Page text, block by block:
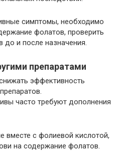
симптомы, необходимо
фолатов, проверить
до и после назначения.
препаратами
эффективность
часто требуют дополнения
вместе с фолиевой кислотой,
на содержание фолатов.